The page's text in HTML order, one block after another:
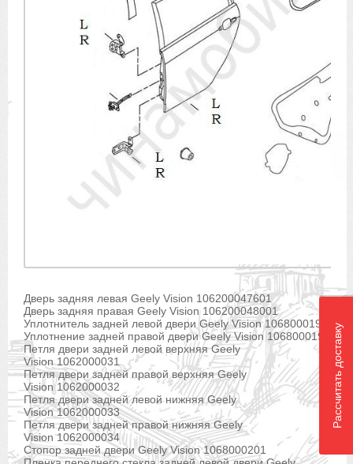
Дверь задняя левая Geely Vision 106200047601
Дверь задняя правая Geely Vision 106200048001
Уплотнитель задней левой двери Geely Vision 1068000195
Уплотнение задней правой двери Geely Vision 1068000198
Петля двери задней левой верхняя Geely
Vision 1062000031
Петля двери задней правой верхняя Geely
Vision 1062000032
Петля двери задней левой нижняя Geely
Vision 1062000033
Петля двери задней правой нижняя Geely
Vision 1062000034
Стопор задней двери Geely Vision 1068000201
Рассчитать доставку